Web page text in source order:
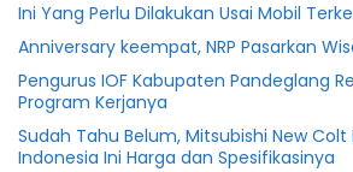
Ini Yang Perlu Dilakukan Usai Mobil
Anniversary keempat, NRP Pasarkan
Pengurus IOF Kabupaten Pandeglang
Program Kerjanya
Sudah Tahu Belum, Mitsubishi New Colt
Indonesia Ini Harga dan Spesifikasinya